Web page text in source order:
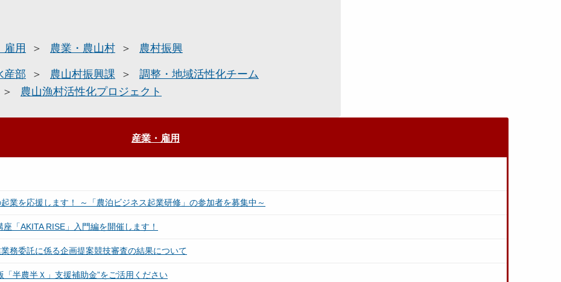
雇用 農業・農山村 農村振興
産部 農山村振興課
調整・地域活性化チーム
農山漁村活性化プロジェクト
産業・雇用
業を応援します！ ～「農泊ビジネス起業研修」の参加者を募集中～
「AKITA RISE」入門編を開催します！
務委託に係る企画提案競技審査の結果について
「半農半Ｘ」支援補助金”をご活用ください